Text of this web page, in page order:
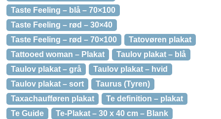
Taste Feeling – blå – 70×100
Taste Feeling – rød – 30×40
Taste Feeling – rød – 70×100
Tatovøren plakat
Tattooed woman – Plakat
Taulov plakat – blå
Taulov plakat – grå
Taulov plakat – hvid
Taulov plakat – sort
Taurus (Tyren)
Taxachaufføren plakat
Te definition – plakat
Te Guide
Te-Plakat – 30 x 40 cm – Blank